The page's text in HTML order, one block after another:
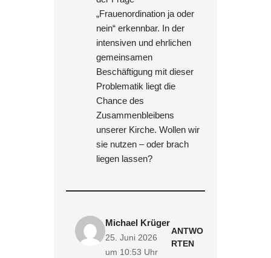
„Frauenordination ja oder
nein“ erkennbar. In der
intensiven und ehrlichen
gemeinsamen
Beschäftigung mit dieser
Problematik liegt die
Chance des
Zusammenbleibens
unserer Kirche. Wollen wir
sie nutzen – oder brach
liegen lassen?
Michael Krüger
25. Juni 2026
um 10:53 Uhr
ANTWO
RTEN